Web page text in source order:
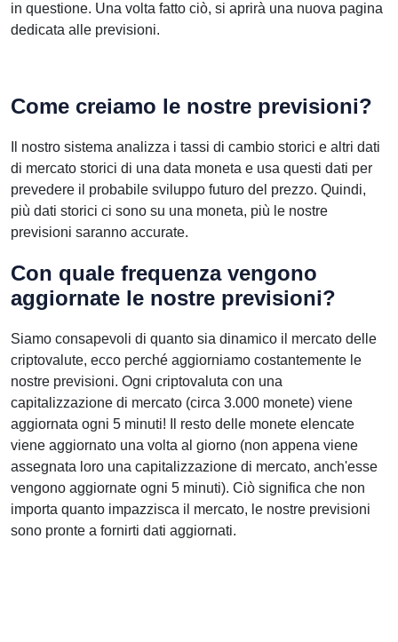
in questione. Una volta fatto ciò, si aprirà una nuova pagina
dedicata alle previsioni.
Come creiamo le nostre previsioni?
Il nostro sistema analizza i tassi di cambio storici e altri dati
di mercato storici di una data moneta e usa questi dati per
prevedere il probabile sviluppo futuro del prezzo. Quindi,
più dati storici ci sono su una moneta, più le nostre
previsioni saranno accurate.
Con quale frequenza vengono
aggiornate le nostre previsioni?
Siamo consapevoli di quanto sia dinamico il mercato delle
criptovalute, ecco perché aggiorniamo costantemente le
nostre previsioni. Ogni criptovaluta con una
capitalizzazione di mercato (circa 3.000 monete) viene
aggiornata ogni 5 minuti! Il resto delle monete elencate
viene aggiornato una volta al giorno (non appena viene
assegnata loro una capitalizzazione di mercato, anch'esse
vengono aggiornate ogni 5 minuti). Ciò significa che non
importa quanto impazzisca il mercato, le nostre previsioni
sono pronte a fornirti dati aggiornati.